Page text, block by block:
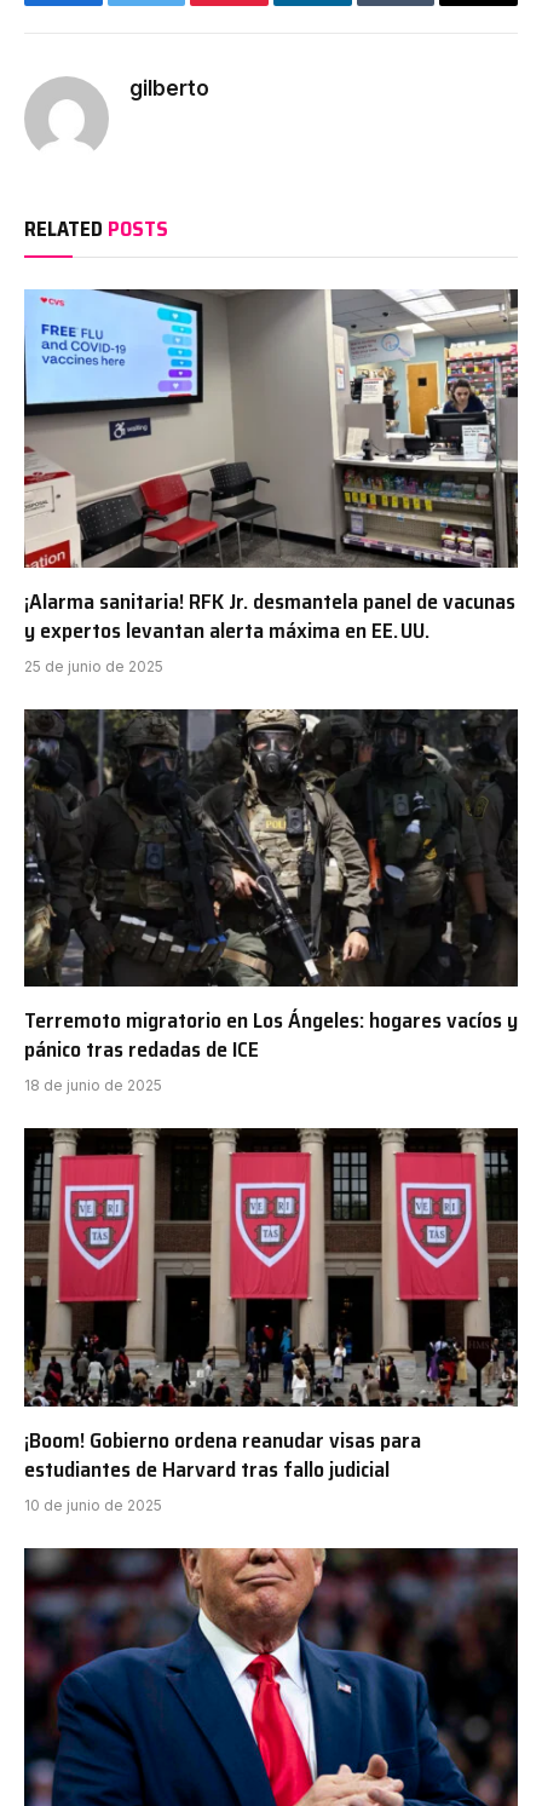
FacebookTwitter Pinterest LinkedInTumblr Email
gilberto
RELATED POSTS
¡Alarma sanitaria! RFK Jr. desmantela panel de vacunas
y expertos levantan alerta máxima en EE. UU.
25 de junio de 2025
Terremoto migratorio en Los Ángeles: hogares vacíos y
pánico tras redadas de ICE
18 de junio de 2025
¡Boom! Gobierno ordena reanudar visas para
estudiantes de Harvard tras fallo judicial
10 de junio de 2025